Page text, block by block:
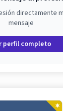
directamente
mensaje
perfil completo